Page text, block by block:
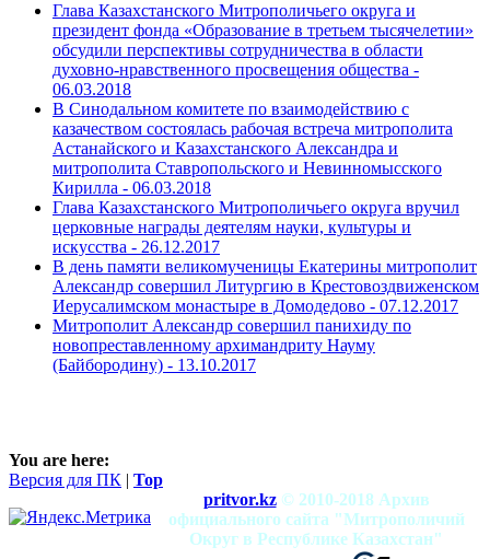
Глава Казахстанского Митрополичьего округа и
президент фонда «Образование в третьем тысячелетии»
обсудили перспективы сотрудничества в области
духовно-нравственного просвещения общества -
06.03.2018
В Синодальном комитете по взаимодействию с
казачеством состоялась рабочая встреча митрополита
Астанайского и Казахстанского Александра и
митрополита Ставропольского и Невинномысского
Кирилла - 06.03.2018
Глава Казахстанского Митрополичьего округа вручил
церковные награды деятелям науки, культуры и
искусства - 26.12.2017
В день памяти великомученицы Екатерины митрополит
Александр совершил Литургию в Крестовоздвиженском
Иерусалимском монастыре в Домодедово - 07.12.2017
Митрополит Александр совершил панихиду по
новопреставленному архимандриту Науму
(Байбородину) - 13.10.2017
You are here:
Версия для ПК | Top
pritvor.kz © 2010-2018 Архив
официального сайта "Митрополичий
Округ в Республике Казахстан"